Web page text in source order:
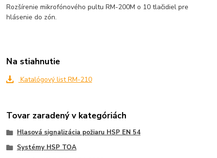
Rozšírenie mikrofónového pultu RM-200M o 10 tlačidiel pre
hlásenie do zón.
Na stiahnutie
Katalógový list RM-210
Tovar zaradený v kategóriách
Hlasová signalizácia požiaru HSP EN 54
Systémy HSP TOA